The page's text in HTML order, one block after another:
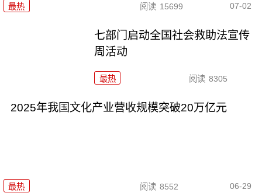
最热 阅读 15699 07-02
七部门启动全国社会救助法宣传
周活动
最热 阅读 8305
2025年我国文化产业营收规模突破20万亿元
最热 阅读 8552 06-29